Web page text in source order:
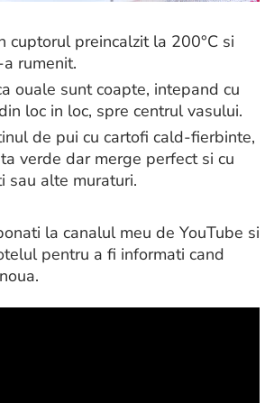
cuptorul preincalzit la 200°C si
rumenit.
ouale sunt coapte, intepand cu
loc in loc, spre centrul vasului.
de pui cu cartofi cald-fierbinte,
verde dar merge perfect si cu
sau alte muraturi.
la canalul meu de YouTube si
pentru a fi informati cand